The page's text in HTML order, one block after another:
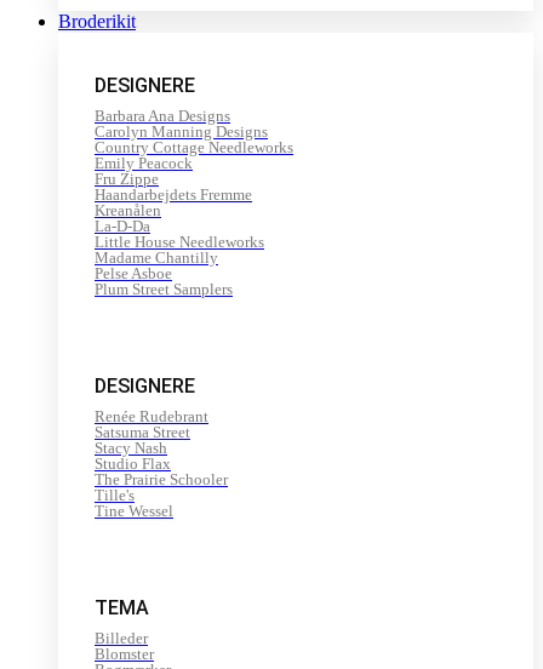
Broderikit
DESIGNERE
Barbara Ana Designs
Carolyn Manning Designs
Country Cottage Needleworks
Emily Peacock
Fru Zippe
Haandarbejdets Fremme
Kreanålen
La-D-Da
Little House Needleworks
Madame Chantilly
Pelse Asboe
Plum Street Samplers
DESIGNERE
Renée Rudebrant
Satsuma Street
Stacy Nash
Studio Flax
The Prairie Schooler
Tille's
Tine Wessel
TEMA
Billeder
Blomster